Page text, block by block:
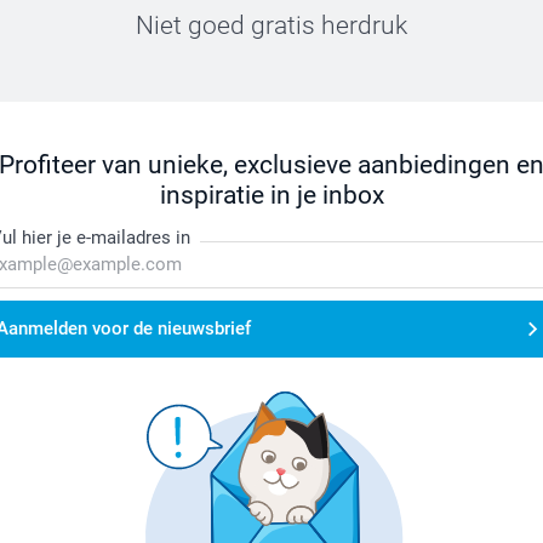
Niet goed gratis herdruk
Profiteer van unieke, exclusieve aanbiedingen en
inspiratie in je inbox
hier je e-mailadres in
voor de nieuwsbrief